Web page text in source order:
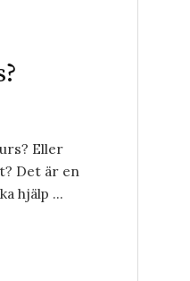
Eller
Det är en
hjälp ...